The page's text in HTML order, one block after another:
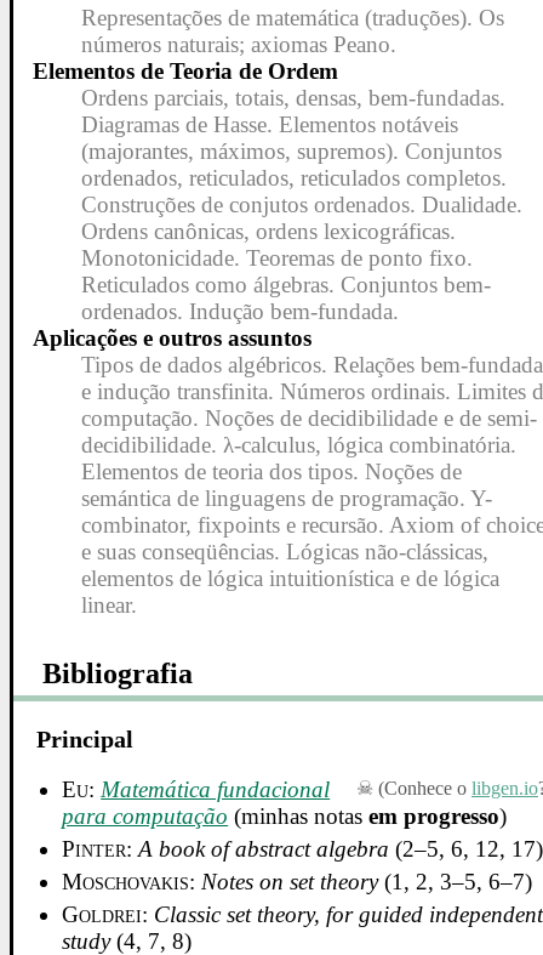
Representações de matemática (traduções). Os
números naturais; axiomas Peano.
Elementos de Teoria de Ordem
Ordens parciais, totais, densas, bem-fundadas.
Diagramas de Hasse. Elementos notáveis
(majorantes, máximos, supremos). Conjuntos
ordenados, reticulados, reticulados completos.
Construções de conjutos ordenados. Dualidade.
Ordens canônicas, ordens lexicográficas.
Monotonicidade. Teoremas de ponto fixo.
Reticulados como álgebras. Conjuntos bem-
ordenados. Indução bem-fundada.
Aplicações e outros assuntos
Tipos de dados algébricos. Relações bem-
e indução transfinita. Números ordinais. Limites
computação. Noções de decidibilidade e de semi-
decidibilidade. λ-calculus, lógica combinatória.
Elementos de teoria dos tipos. Noções de
semántica de linguagens de programação. Y-
combinator, fixpoints e recursão. Axiom of
e suas conseqüências. Lógicas não-clássicas,
elementos de lógica intuitionística e de lógica
linear.
Bibliografia
Principal
(Conhece o libgen.io
Eu: Matemática fundacional
para computação (minhas notasem progresso)
Pinter:A book of abstract algebra (2–5, 6, 12, 17)
Moschovakis: Notes on set theory(1, 2, 3–5, 6–7)
Goldrei: Classic set theory, for guided independent
study(4, 7, 8)